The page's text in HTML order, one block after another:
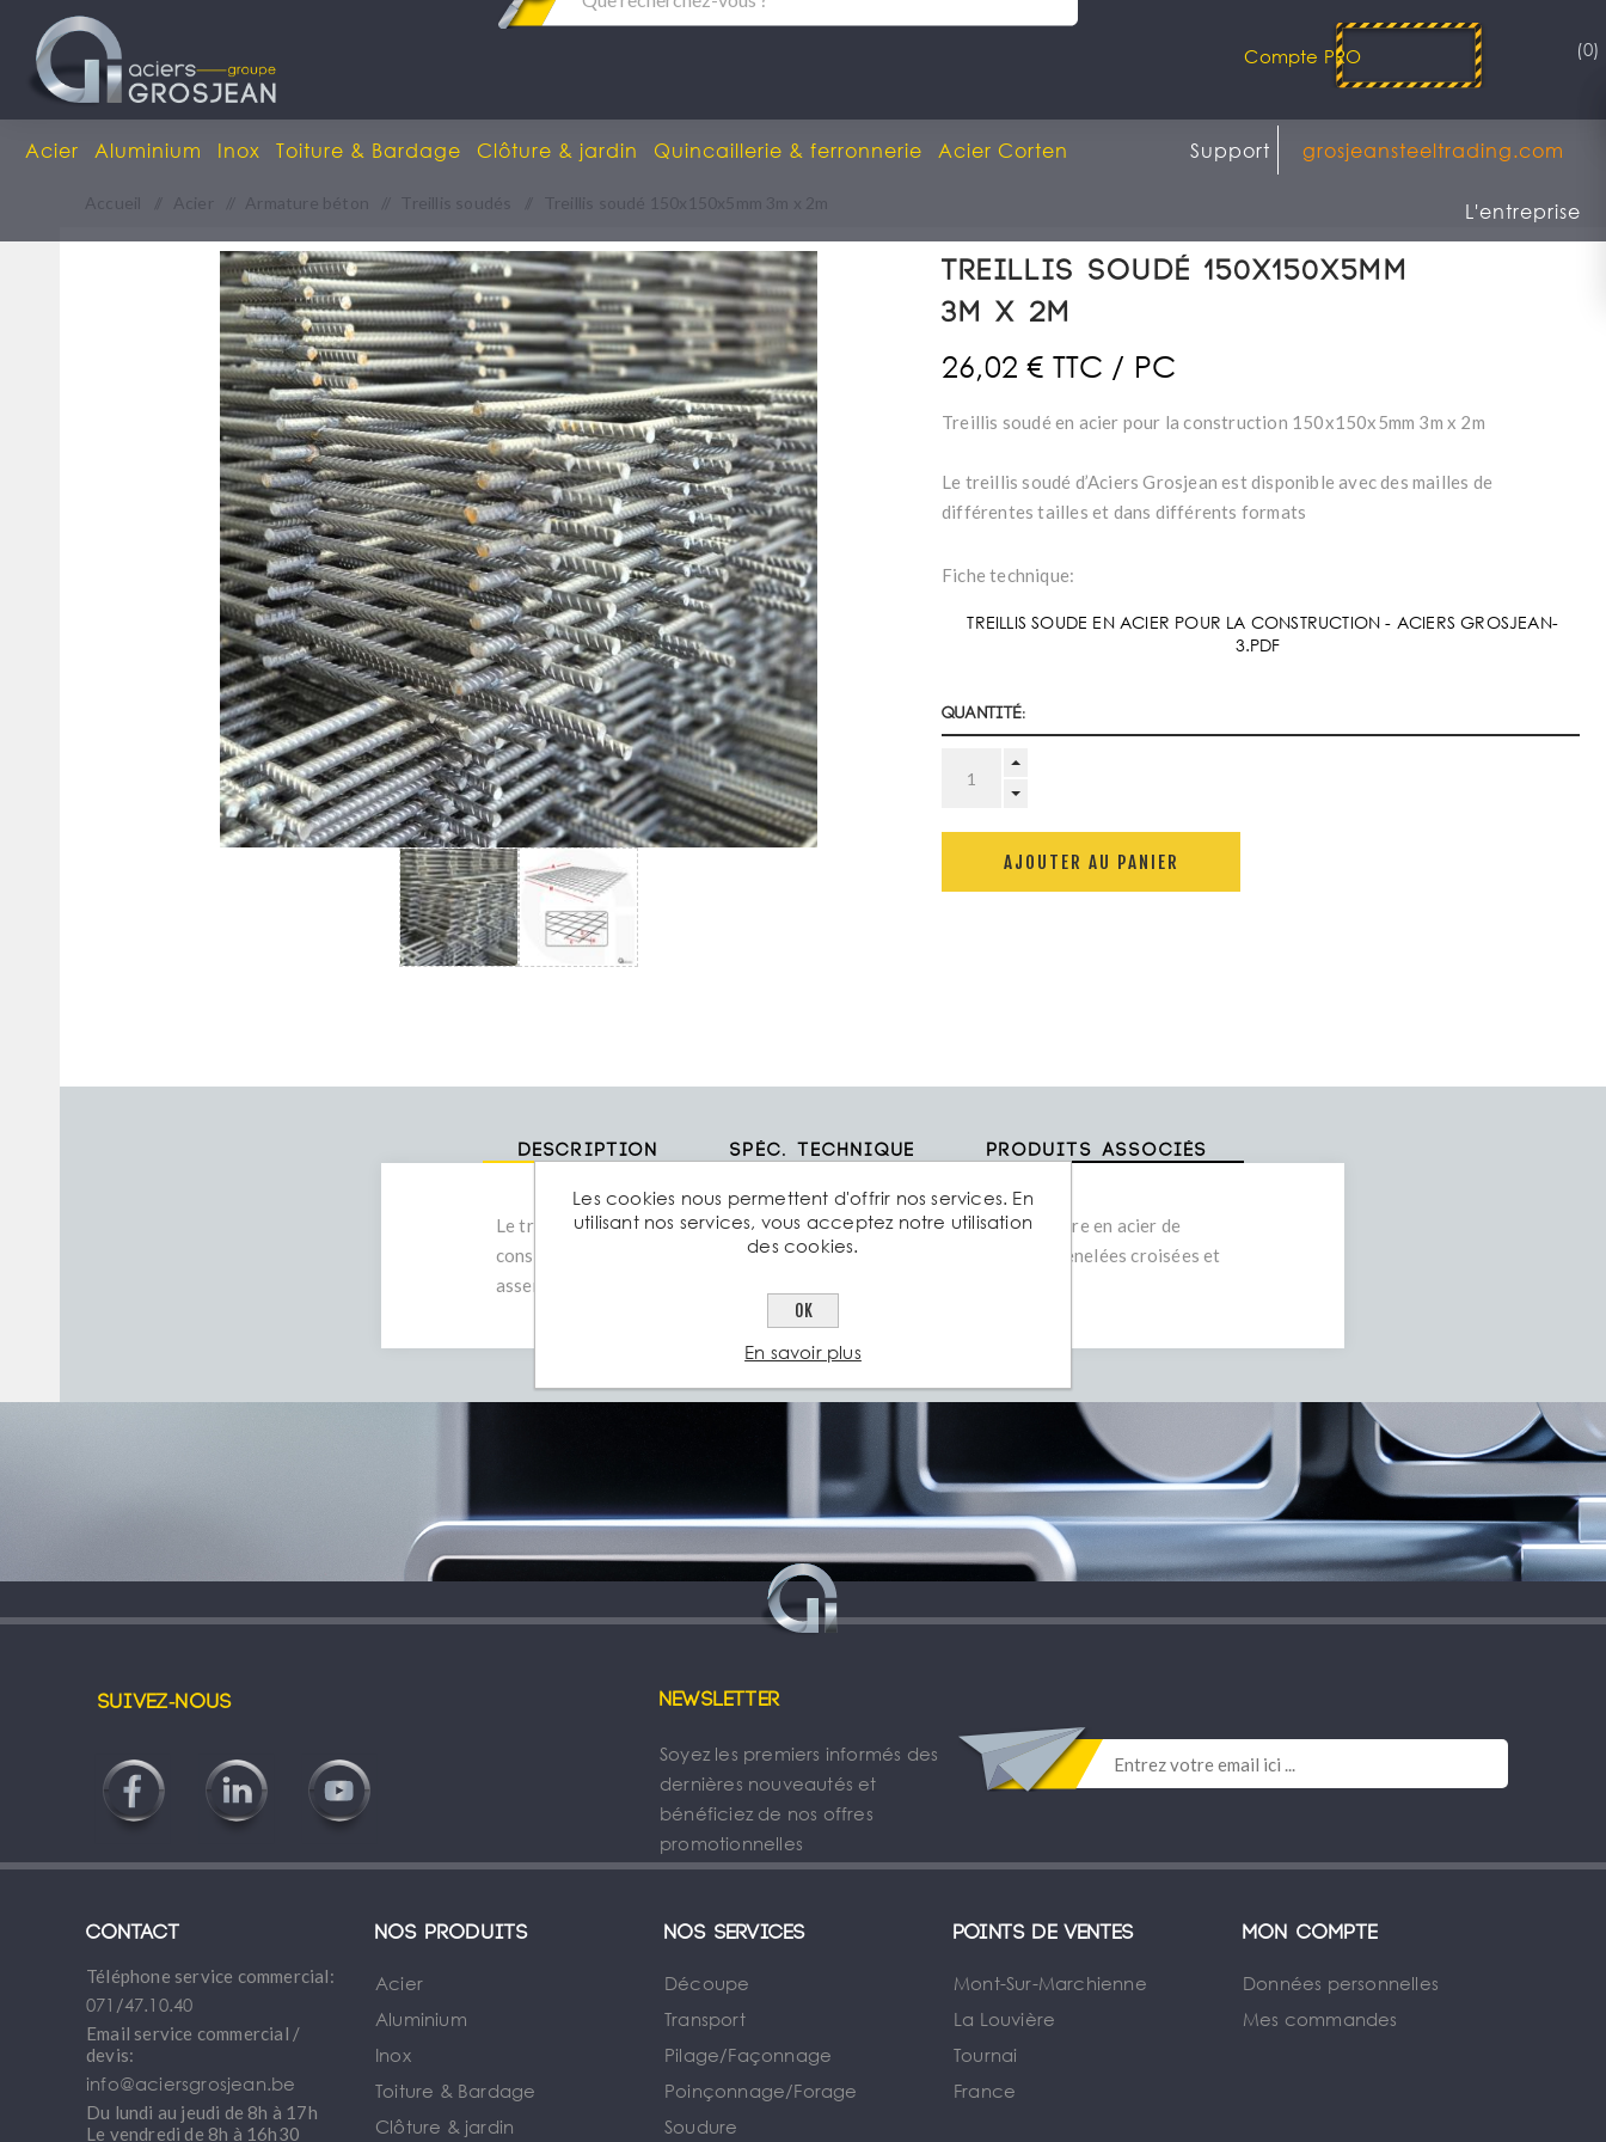
Compte PRO (0)
Acier Aluminium Inox Toiture & Bardage Clôture & jardin Quincaillerie & ferronnerie Acier Corten grosjeansteeltrading.com
Support
L'entreprise
Accueil Acier Armature béton Treillis soudés Treillis soudé 150x150x5mm 3m x 2m
Treillis soudé 150x150x5mm
3m x 2m
26,02 € TTC / PC
Treillis soudé en acier pour la construction 150x150x5mm 3m x 2m
Le treillis soudé d’Aciers Grosjean est disponible avec des mailles de
différentes tailles et dans différents formats
Fiche technique:
TREILLIS SOUDE EN ACIER POUR LA CONSTRUCTION - ACIERS GROSJEAN-
3.PDF
Quantité:
AJOUTER AU PANIER
Description Spéc. technique Produits associés
Le treillis soudé d’Aciers Grosjean (ou paillasse à béton) est une armature en acier de
construction pour le béton armé qui se présente en plaque de barres crenelées croisées et
assemblées par soudure
Suivez-nous Newsletter
Soyez les premiers informés des
dernières nouveautés et
bénéficiez de nos offres
promotionnelles
Contact
Téléphone service commercial:
071/47.10.40
Email service commercial /
devis:
info@aciersgrosjean.be
Du lundi au jeudi de 8h à 17h
Le vendredi de 8h à 16h30
Nos produits
Acier
Aluminium
Inox
Toiture & Bardage
Clôture & jardin
Nos services
Découpe
Transport
Pilage/Façonnage
Poinçonnage/Forage
Soudure
Points de ventes
Mont-Sur-Marchienne
La Louvière
Tournai
France
Mon compte
Données personnelles
Mes commandes
Les cookies nous permettent d'offrir nos services. En
utilisant nos services, vous acceptez notre utilisation
des cookies.
OK
En savoir plus